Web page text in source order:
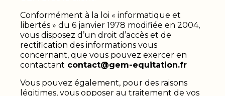
Conformément à la loi « informatique et
libertés » du 6 janvier 1978 modifiée en 2004,
vous disposez d’un droit d’accès et de
rectification des informations vous
concernant, que vous pouvez exercer en
contactant contact@gem-equitation.fr
Vous pouvez également, pour des raisons
légitimes, vous opposer au traitement de vos